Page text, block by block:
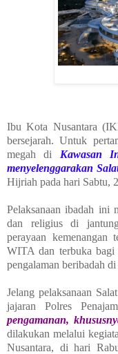
Ibu Kota Nusantara
bersejarah. Untuk
megah di Kawasan
menyelenggarakan
Hijriah pada hari Sabtu,
Pelaksanaan ibadah ini
dan religius di
perayaan kemenangan
WITA dan terbuka bagi
pengalaman beribadah
Jelang pelaksanaan
jajaran Polres
pengamanan,
dilakukan melalui
Nusantara, di hari